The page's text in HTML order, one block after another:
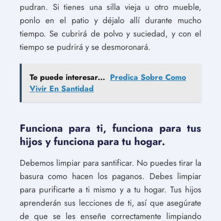
pudran. Si tienes una silla vieja u otro mueble,
ponlo en el patio y déjalo allí durante mucho
tiempo. Se cubrirá de polvo y suciedad, y con el
tiempo se pudrirá y se desmoronará.
Te puede interesar... Predica Sobre Como
Vivir En Santidad
Funciona para ti, funciona para tus
hijos y funciona para tu hogar.
Debemos limpiar para santificar. No puedes tirar la
basura como hacen los paganos. Debes limpiar
para purificarte a ti mismo y a tu hogar. Tus hijos
aprenderán sus lecciones de ti, así que asegúrate
de que se les enseñe correctamente limpiando